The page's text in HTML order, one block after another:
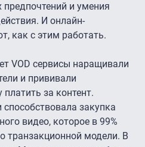
предпочтений и умения
И онлайн-
как с этим работать.
VOD сервисы наращивали
и прививали
за контент.
закупка
видео, которое в 99%
транзакционной модели. В